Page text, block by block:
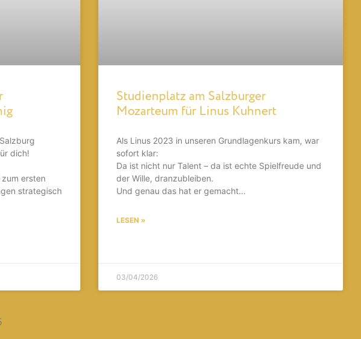
dich!
ersten
strategisch
Studienplatz am Salzburger
Mozarteum für Linus Kuhnert
Als Linus 2023 in unseren Grundlagenkurs kam, war
sofort klar:
Da ist nicht nur Talent – da ist echte Spielfreude und
der Wille, dranzubleiben.
Und genau das hat er gemacht…
LESEN »
03/04/2026